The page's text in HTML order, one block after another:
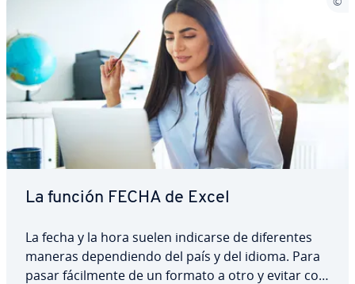
La función FECHA de Excel
La fecha y la hora suelen indicarse de di­fe­re­n­tes
maneras de­pe­n­die­n­do del país y del idioma. Para
pasar fá­ci­l­me­n­te de un formato a otro y evitar co­